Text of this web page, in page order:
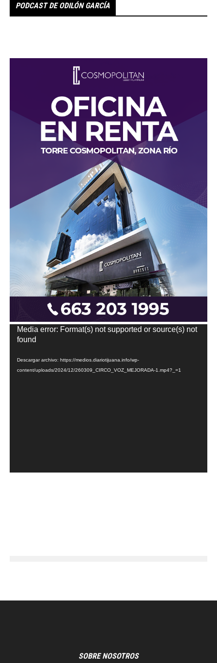
PODCAST DE ODILÓN GARCÍA
Reproductor
de
Media error: Format(s) not supported or source(s) not
found
Descargar archivo: https://medios.diariotijuana.info/wp-
content/uploads/2024/12/260309_CIRCO_VOZ_MEJORADA-1.mp4?_=1
SOBRE NOSOTROS